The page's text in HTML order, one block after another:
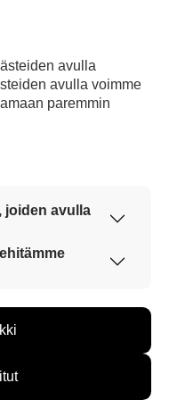
avulla
avulla voimme
paremmin
joiden avulla
jotta
ja turvallisesti.
paremmin
käytetään ja
kerää